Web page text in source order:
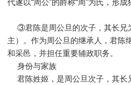
代遂以“周公”的爵称“周”为氏，形成
③君陈是周公旦的次子，其长兄
主）。作为周公旦的继承人，君陈
和采邑，并担任重要辅政职务。
身份与家族
君陈姓姬，是周公旦次子，其长